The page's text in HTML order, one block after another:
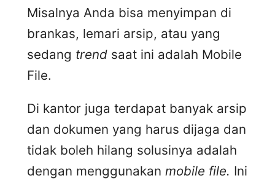
Misalnya Anda bisa menyimpan di
brankas, lemari arsip, atau yang
sedang trend saat ini adalah Mobile
File.
Di kantor juga terdapat banyak arsip
dan dokumen yang harus dijaga dan
tidak boleh hilang solusinya adalah
dengan menggunakan mobile file. Ini